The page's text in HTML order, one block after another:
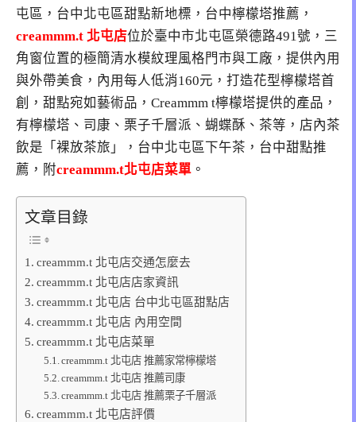
屯區，台中北屯區甜點新地標，台中檸檬塔推薦，
creammm.t 北屯店位於臺中市北屯區榮德路491號 ，三
角窗位置的極簡清水模紋理風格門市與工廠，提供內用
與外帶美食，內用每人低消160元，打造花型檸檬塔首
創，甜點宛如藝術品，Creammm t檸檬塔提供的產品，
有檸檬塔、司康、栗子千層派、蝴蝶酥、茶等，店內茶
飲是「裸放茶旅」，台中北屯區下午茶，台中甜點推
薦，附creammm.t北屯店菜單 。
文章目錄
creammm.t 北屯店交通怎麼去
creammm.t 北屯店店家資訊
creammm.t 北屯店 台中北屯區甜點店
creammm.t 北屯店 內用空間
creammm.t 北屯店菜單
creammm.t 北屯店 推薦家常檸檬塔
creammm.t 北屯店 推薦司康
creammm.t 北屯店 推薦栗子千層派
creammm.t 北屯店評價